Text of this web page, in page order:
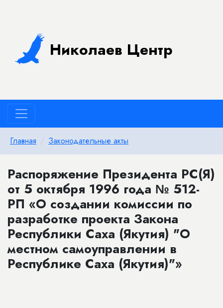
Николаев Центр
Главная Законодательные акты
Распоряжение Президента РС(Я)
от 5 октября 1996 года № 512-
РП «О создании комиссии по
разработке проекта Закона
Республики Саха (Якутия) "О
местном самоуправлении в
Республике Саха (Якутия)"»